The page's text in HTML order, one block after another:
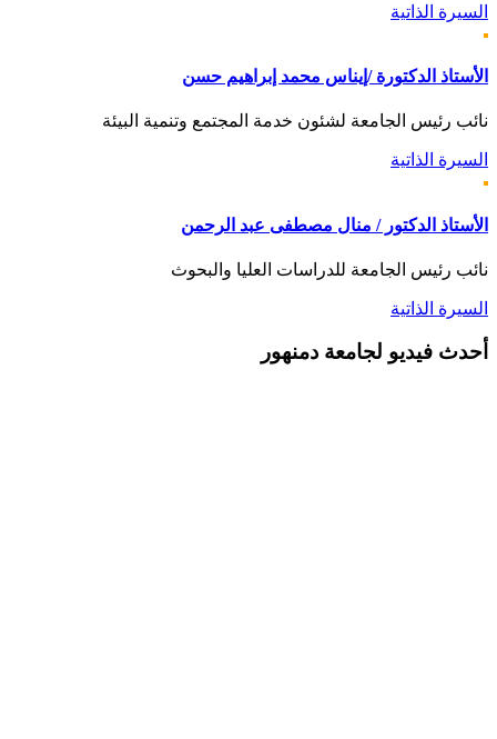
السيرة الذاتية
الأستاذ الدكتورة /إيناس محمد إبراهيم حسن
نائب رئيس الجامعة لشئون خدمة المجتمع وتنمية البيئة
السيرة الذاتية
الأستاذ الدكتور / منال مصطفى عبد الرحمن
نائب رئيس الجامعة للدراسات العليا والبحوث
السيرة الذاتية
أحدث فيديو لجامعة دمنهور